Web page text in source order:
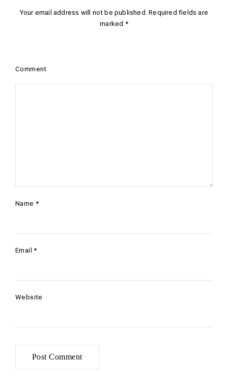
Your email address will not be published. Required fields are
marked *
Comment
Name *
Email*
Website